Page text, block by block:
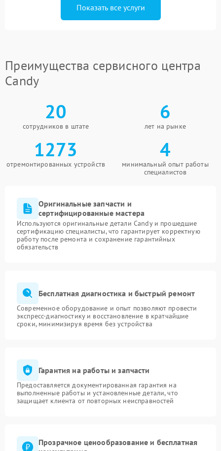
Показать все услуги
Преимущества сервисного центра
Candy
20
сотрудников в штате
6
лет на рынке
1273
отремонтированных устройств
4
минимальный опыт работы
специалистов
Оригинальные запчасти и
сертифицированные мастера
Используются оригинальные детали Candy и прошедшие
сертификацию специалисты, что гарантирует корректную
работу после ремонта и сохранение гарантийных
обязательств
Бесплатная диагностика и быстрый ремонт
Современное оборудование и опыт позволяют провести
экспресс-диагностику и восстановление в кратчайшие
сроки, минимизируя время без устройства
Гарантия на работы и запчасти
Предоставляется документированная гарантия на
выполненные работы и установленные детали, что
защищает клиента от повторных неисправностей
Прозрачное ценообразование и бесплатная